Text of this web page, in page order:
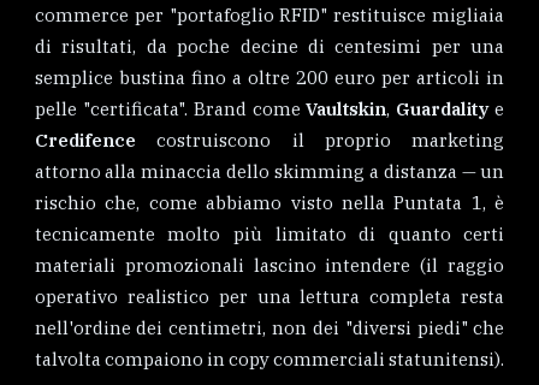
commerce per "portafoglio RFID" restituisce migliaia
di risultati, da poche decine di centesimi per una
semplice bustina fino a oltre 200 euro per articoli in
pelle "certificata". Brand comeVaultskin, Guardalitye
Credifence costruiscono il proprio marketing
attorno alla minaccia dello skimming a distanza — un
rischio che, come abbiamo visto nella Puntata 1, è
tecnicamente molto più limitato di quanto certi
materiali promozionali lascino intendere (il raggio
operativo realistico per una lettura completa resta
nell'ordine dei centimetri, non dei "diversi piedi" che
talvolta compaiono in copy commerciali statunitensi).